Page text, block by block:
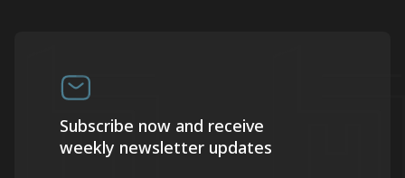
Subscribe now and receive
weekly newsletter updates